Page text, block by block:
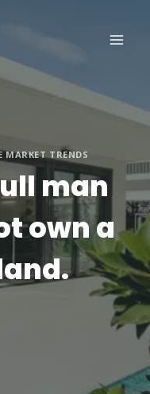
MARKET TRENDS
man
own a